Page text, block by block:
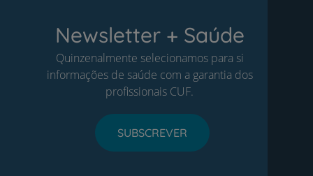
Newsletter + Saúde
Quinzenalmente selecionamos para si
informações de saúde com a garantia dos
profissionais CUF.
SUBSCREVER